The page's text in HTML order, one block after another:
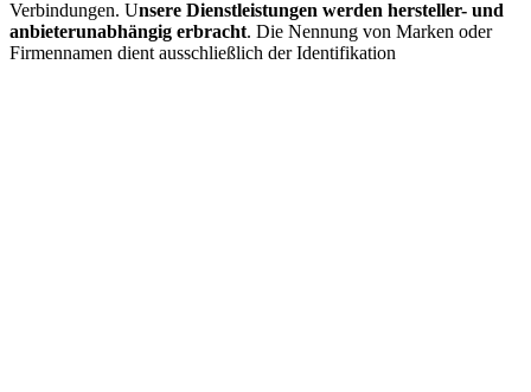
Verbindungen. Unsere Dienstleistungen werden hersteller- und
anbieterunabhängig erbracht. Die Nennung von Marken oder
Firmennamen dient ausschließlich der Identifikation